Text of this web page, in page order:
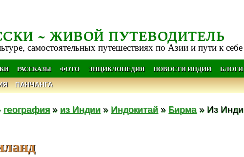
~ ЖИВОЙ ПУТЕВОДИТЕЛЬ
самостоятельных путешествиях по Азии и пути к себе
РАССКАЗЫ ФОТО ЭНЦИКЛОПЕДИЯ НОВОСТИ ИНДИИ БЛОГИ
ПАНЧАНГА
география » из Индии » Индокитай » Бирма » Из